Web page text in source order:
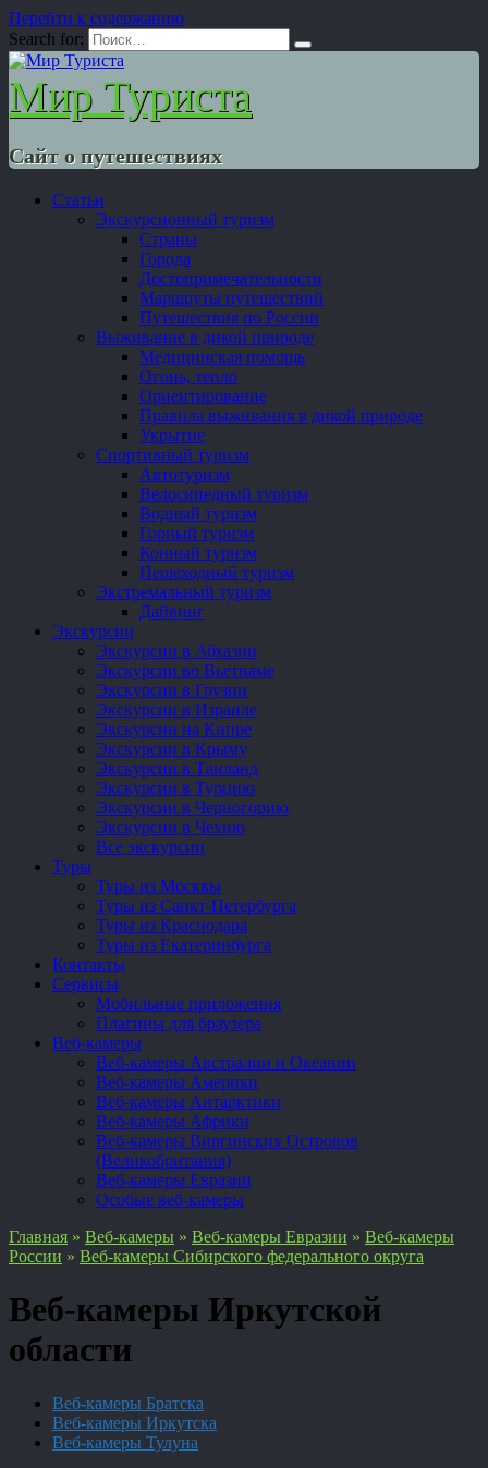
Перейти к содержанию
Search for:
Мир Туриста
Сайт о путешествиях
Статьи
Экскурсионный туризм
Страны
Города
Достопримечательности
Маршруты путешествий
Путешествия по России
Выживание в дикой природе
Медицинская помощь
Огонь, тепло
Ориентирование
Правила выживания в дикой природе
Укрытие
Спортивный туризм
Автотуризм
Велосипедный туризм
Водный туризм
Горный туризм
Конный туризм
Пешеходный туризм
Экстремальный туризм
Дайвинг
Экскурсии
Экскурсии в Абхазии
Экскурсии во Вьетнаме
Экскурсии в Грузии
Экскурсии в Израиле
Экскурсии на Кипре
Экскурсии в Крыму
Экскурсии в Таиланд
Экскурсии в Турцию
Экскурсии в Черногорию
Экскурсии в Чехию
Все экскурсии
Туры
Туры из Москвы
Туры из Санкт-Петербурга
Туры из Краснодара
Туры из Екатеринбурга
Контакты
Сервисы
Мобильные приложения
Плагины для браузера
Веб-камеры
Веб-камеры Австралии и Океании
Веб-камеры Америки
Веб-камеры Антарктики
Веб-камеры Африки
Веб-камеры Виргинских Островов
(Великобритания)
Веб-камеры Евразии
Особые веб-камеры
Главная » Веб-камеры » Веб-камеры Евразии » Веб-камеры
России » Веб-камеры Сибирского федерального округа
Веб-камеры Иркутской
области
Веб-камеры Братска
Веб-камеры Иркутска
Веб-камеры Тулуна